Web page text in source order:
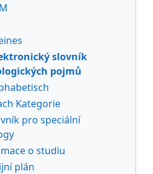
slovník
pojmů
Kategorie
pro speciální
o studiu
plán